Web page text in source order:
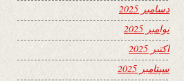
دسامبر 2025
نوامبر 2025
اکتبر 2025
سپتامبر 2025